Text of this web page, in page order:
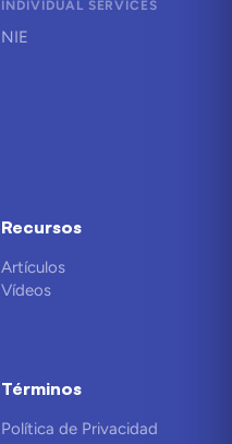
INDIVIDUAL SERVICES
NIE
Recursos
Artículos
Vídeos
Términos
Política de Privacidad